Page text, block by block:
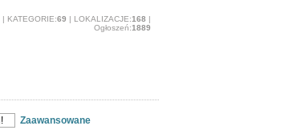
| KATEGORIE:69 | LOKALIZACJE:168 |
Ogłoszeń:1889
Zaawansowane